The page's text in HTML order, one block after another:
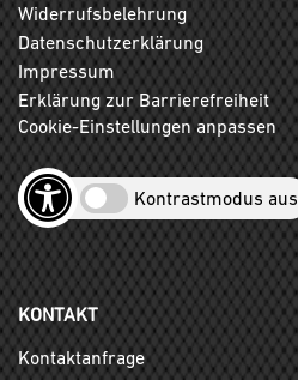
Widerrufsbelehrung
Datenschutzerklärung
Impressum
Erklärung zur Barrierefreiheit
Cookie-Einstellungen anpassen
Kontrastmodus aus
KONTAKT
Kontaktanfrage